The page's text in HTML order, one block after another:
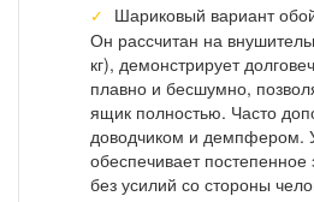
Шариковый вариант
Он рассчитан на
кг), демонстрирует
плавно и бесшумно,
ящик полностью. Часто
доводчиком и демпфером.
обеспечивает
без усилий со стороны